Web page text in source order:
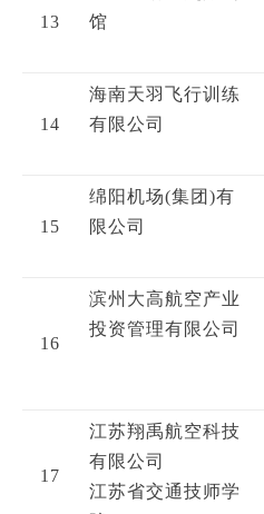
13
馆
14
海南天羽飞行训练
有限公司
15
绵阳机场(集团)有
限公司
16
滨州大高航空产业
投资管理有限公司
17
江苏翔禹航空科技
有限公司
江苏省交通技师学